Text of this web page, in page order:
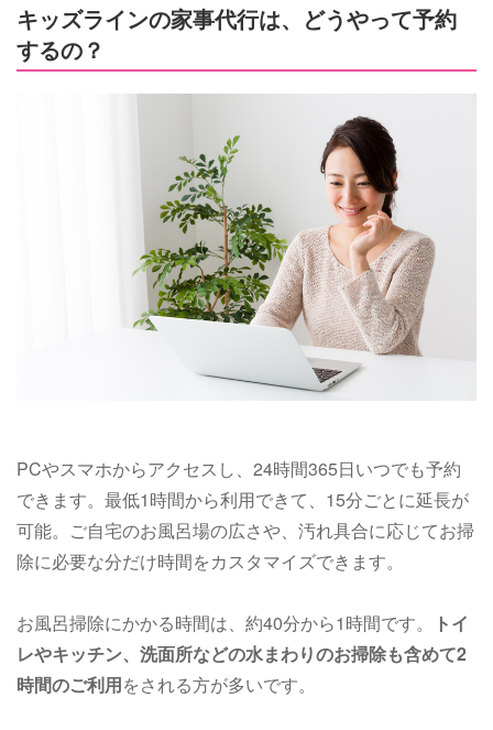
キッズラインの家事代行は、どうやって予約
するの？
PCやスマホからアクセスし、24時間365日いつでも予約
できます。最低1時間から利用できて、15分ごとに延長が
可能。ご自宅のお風呂場の広さや、汚れ具合に応じてお掃
除に必要な分だけ時間をカスタマイズできます。
お風呂掃除にかかる時間は、約40分から1時間です。
トイ
レやキッチン、洗面所などの水まわりのお掃除も含めて2
時間のご利用をされる方が多いです。